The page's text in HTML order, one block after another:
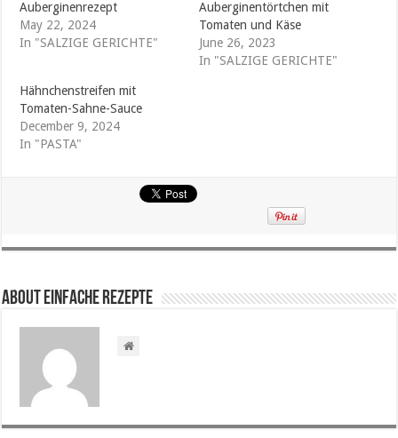
Auberginenrezept
May 22, 2024
In "SALZIGE GERICHTE"
Auberginentörtchen mit
Tomaten und Käse
June 26, 2023
In "SALZIGE GERICHTE"
Hähnchenstreifen mit
Tomaten-Sahne-Sauce
December 9, 2024
In "PASTA"
About Einfache Rezepte